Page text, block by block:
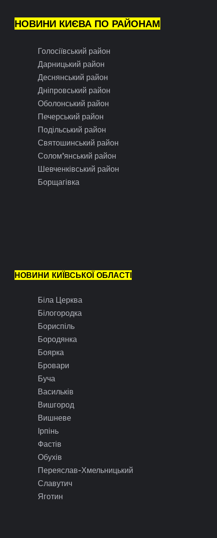
НОВИНИ КИЄВА ПО РАЙОНАМ
Голосіївський район
Дарницький район
Деснянський район
Дніпровський район
Оболонський район
Печерський район
Подільський район
Святошинський район
Солом’янський район
Шевченківський район
Борщагівка
НОВИНИ КИЇВСЬКОЇ ОБЛАСТІ
Біла Церква
Білогородка
Бориспіль
Бородянка
Боярка
Бровари
Буча
Васильків
Вишгород
Вишневе
Ірпінь
Фастів
Обухів
Переяслав-Хмельницький
Славутич
Яготин